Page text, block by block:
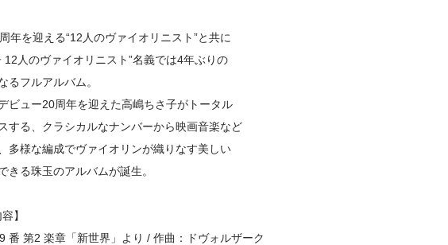
年を迎える“12人のヴァイオリニスト”と共に
12人のヴァイオリニスト”名義では4年ぶりの
るフルアルバム。
ビュー20周年を迎えた高嶋ちさ子がトータル
する、クラシカルなナンバーから映画音楽など
多様な編成でヴァイオリンが織りなす美しい
きる珠玉のアルバムが誕生。
】
番 第2 楽章「新世界」より / 作曲：ドヴォルザーク